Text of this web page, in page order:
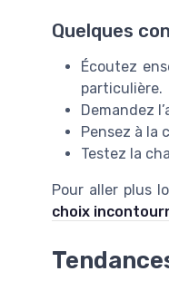
Quelques
Écoutez
particulière.
Demandez
Pensez à la
Testez la
Pour aller plus
choix